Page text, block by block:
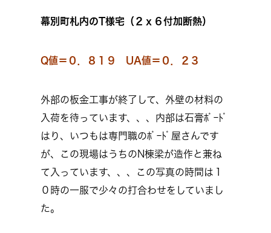
幕別町札内のT様宅（２ｘ６付加断熱）
Q値＝０．８１９ UA値＝０．２３
外部の板金工事が終了して、外壁の材料の
入荷を待っています、、、内部は石膏ﾎﾞｰﾄﾞ
はり、いつもは専門職のﾎﾞｰﾄﾞ屋さんです
が、この現場はうちのN棟梁が造作と兼ね
て入っています、、、この写真の時間は１
０時の一服で少々の打合わせをしていまし
た。